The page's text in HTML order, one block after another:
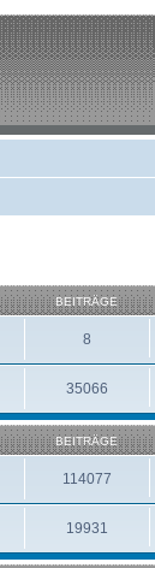
BEITRÄGE
8
35066
BEITRÄGE
114077
19931